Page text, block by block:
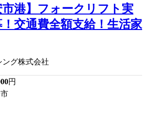
市港】フォークリフト実
交通費全額支給！生活家
ング株式会社
円